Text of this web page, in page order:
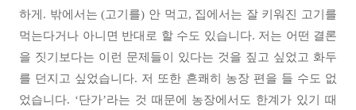
하게. 밖에서는 (고기를) 안 먹고, 집에서는 잘 키워진 고기를
먹는다거나 아니면 반대로 할 수도 있습니다. 저는 어떤 결론
을 짓기보다는 이런 문제들이 있다는 것을 짚고 싶었고 화두
를 던지고 싶었습니다. 저 또한 흔쾌히 농장 편을 들 수도 없
었습니다. ‘단가’라는 것 때문에 농장에서도 한계가 있기 때